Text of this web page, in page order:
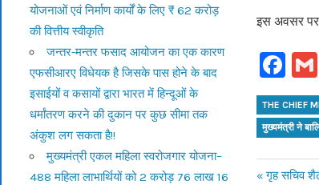
इस अवसर पर
THE CHIEF
मुख्यमंत्री ने
Previous
गृह सचिव
योजनाओं एवं निर्माण कार्यों के लिए ₹ 62 करोड़
की वित्तीय स्वीकृति
जन्तर-मन्तर फसाद आयोजन का एक कारण
एफसीआरए विधेयक है जिसके पास होने के बाद
इसाईयों व कसायों द्वारा भारत में हिन्दूओं के
धर्मांतरण करने की दुकान पर कुछ सीमा तक
अंकुश लग सकता है!!
मुख्यमंत्री एकल महिला स्वरोजगार योजना–
488 महिला लाभार्थियों को 2 करोड़ 76 लाख 16